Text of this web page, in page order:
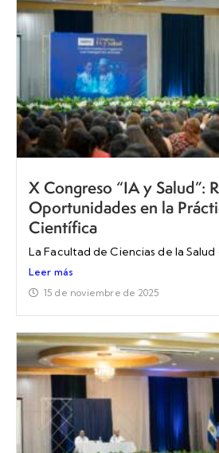
X Congreso “IA y Salud”:
Oportunidades en la
Científica
La Facultad de Ciencias de la Salud
Leer más
15 de noviembre de 2025